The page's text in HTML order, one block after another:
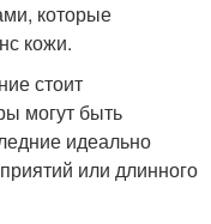
которые
кожи.
стоит
могут быть
идеально
или длинного